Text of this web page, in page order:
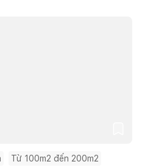
Từ 100m2 đến 200m2